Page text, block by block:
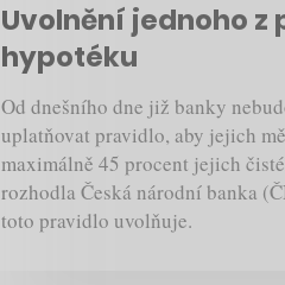
Uvolnění jednoho z
hypotéku
Od dnešního dne již banky
uplatňovat pravidlo, aby jejich
maximálně 45 procent jejich
rozhodla Česká národní banka
toto pravidlo uvolňuje.